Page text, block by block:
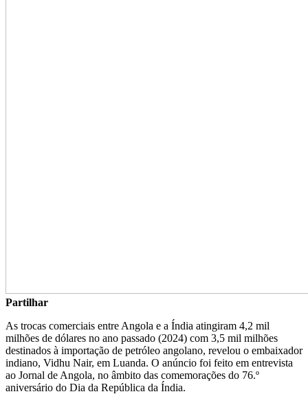
Partilhar
As trocas comerciais entre Angola e a Índia atingiram 4,2 mil
milhões de dólares no ano passado (2024) com 3,5 mil milhões
destinados à importação de petróleo angolano, revelou o embaixador
indiano, Vidhu Nair, em Luanda. O anúncio foi feito em entrevista
ao Jornal de Angola, no âmbito das comemorações do 76.º
aniversário do Dia da República da Índia.